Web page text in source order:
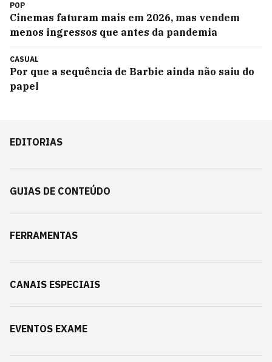
POP
Cinemas faturam mais em 2026, mas vendem
menos ingressos que antes da pandemia
CASUAL
Por que a sequência de Barbie ainda não saiu do
papel
EDITORIAS
GUIAS DE CONTEÚDO
FERRAMENTAS
CANAIS ESPECIAIS
EVENTOS EXAME